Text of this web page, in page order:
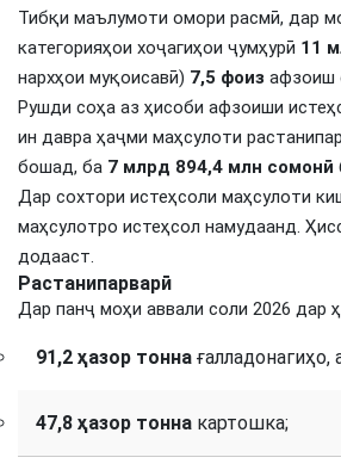
Тибқи маълумоти омори расмӣ, дар
категорияҳои хоҷагиҳои ҷумҳурӣ 11
нархҳои муқоисавӣ) 7,5 фоиз афзоиш
Рушди соҳа аз ҳисоби афзоиши
ин давра ҳаҷми маҳсулоти
бошад, ба 7 млрд 894,4 млн сомонӣ
Дар сохтори истеҳсоли маҳсулоти
маҳсулотро истеҳсол намудаанд.
додааст.
Растанипарварӣ
Дар панҷ моҳи аввали соли 2026 дар
91,2 ҳазор тонна ғалладонагиҳо,
47,8 ҳазор тонна картошка;